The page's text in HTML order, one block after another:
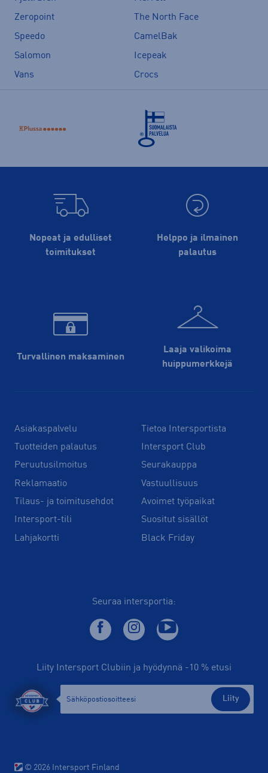
Zeropoint
The North Face
Speedo
CamelBak
Salomon
Icepeak
Vans
Crocs
Nopeat ja edulliset
toimitukset
Helppo ja ilmainen
palautus
Turvallinen maksaminen
Laaja valikoima
huippu­merkkejä
Asiakaspalvelu
Tuotteiden palautus
Peruutusilmoitus
Reklamaatio
Tilaus- ja toimitusehdot
Intersport-tili
Lahjakortti
Tietoa Intersportista
Intersport Club
Seurakauppa
Vastuullisuus
Avoimet työpaikat
Suositut sisällöt
Black Friday
Seuraa intersportia:
Liity Intersport Clubiin ja hyödynnä -10 % etusi
Liity
© 2026 Intersport Finland